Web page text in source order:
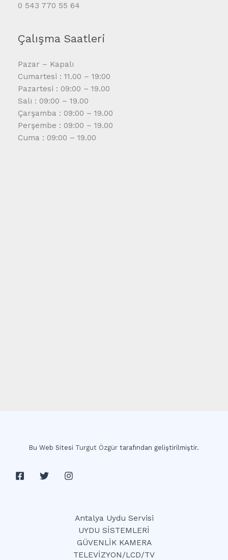
0 543 770 55 64
Çalışma Saatleri
Pazar – Kapalı
Cumartesi : 11.00 – 19:00
Pazartesi : 09:00 – 19.00
Salı : 09:00 – 19.00
Çarşamba : 09:00 – 19.00
Perşembe : 09:00 – 19.00
Cuma : 09:00 – 19.00
Bu Web Sitesi Turgut Özgür tarafından geliştirilmiştir.
Antalya Uydu Servisi
UYDU SİSTEMLERİ
GÜVENLİK KAMERA
TELEVİZYON/LCD/TV